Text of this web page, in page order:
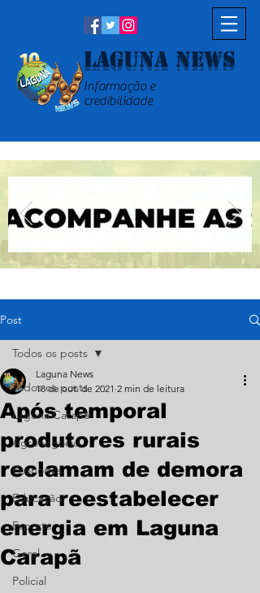
Laguna News
Informação e
credibilidade
Post
Todos os posts
Laguna Carapã
Agronegócio
Economia
Educação
Esporte
Geral
Policial
Todos os posts
Após temporal
produtores rurais
reclamam de demora
para reestabelecer
energia em Laguna
Carapã
Laguna News
18 de out. de 2021 2 min de leitura